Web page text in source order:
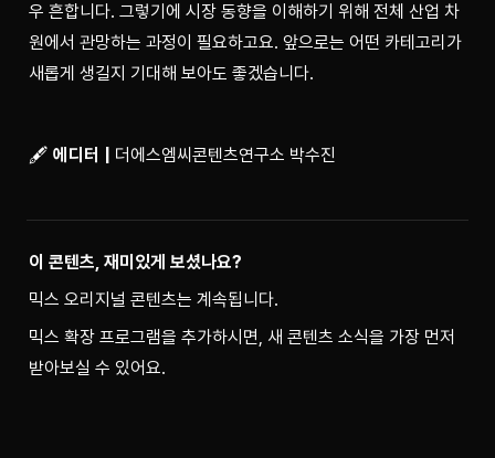
우 흔합니다. 그렇기에 시장 동향을 이해하기 위해 전체 산업 차
원에서 관망하는 과정이 필요하고요. 앞으로는 어떤 카테고리가
새롭게 생길지 기대해 보아도 좋겠습니다.
🖋 에디터 | 더에스엠씨콘텐츠연구소 박수진
이 콘텐츠, 재미있게 보셨나요?
믹스 오리지널 콘텐츠는 계속됩니다.
믹스 확장 프로그램을 추가하시면, 새 콘텐츠 소식을 가장 먼저
받아보실 수 있어요.